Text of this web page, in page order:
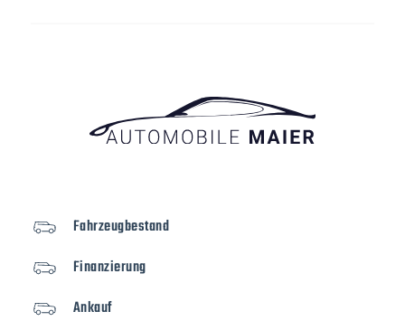
Fahrzeugbestand
Finanzierung
Ankauf